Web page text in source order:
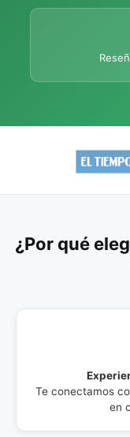
¿Por qué
Te conectamos
en